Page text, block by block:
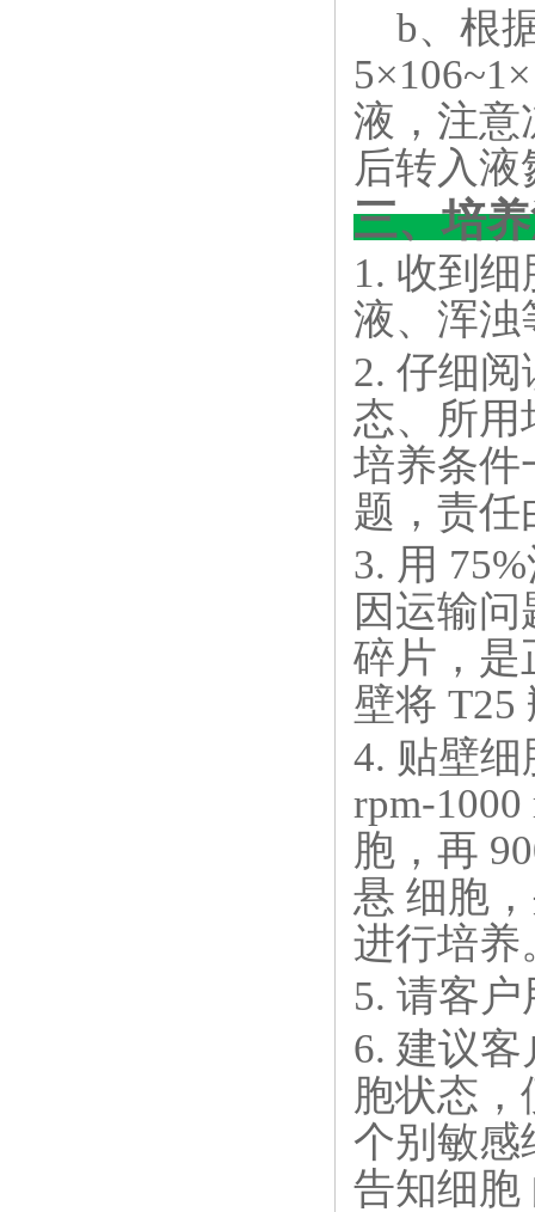
b、根
液，注意
后转入
三、培
1. 收到
液、浑浊
2. 仔细
态、所用
培养条件
题，责任
3. 用
因运输
碎片，是
壁将 T25
4. 贴壁
rpm-
胞，再
悬 细胞
进行培养
5. 请客
6. 建议
胞状态
个别敏感
告知细胞